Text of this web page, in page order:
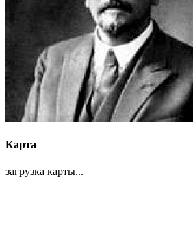
Карта
загрузка карты...